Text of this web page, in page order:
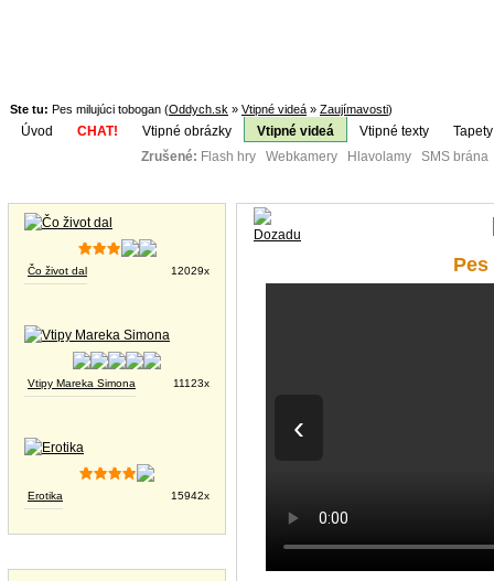
Ste tu: Pes milujúci tobogan (Oddych.sk » Vtipné videá » Zaujímavosti)
Úvod CHAT! Vtipné obrázky Vtipné videá Vtipné texty
Zrušené: Flash hry Webkamery Hlavolamy SMS
Čo život dal 12029x
Vtipy Mareka Simona 11123x
Erotika 15942x
‹